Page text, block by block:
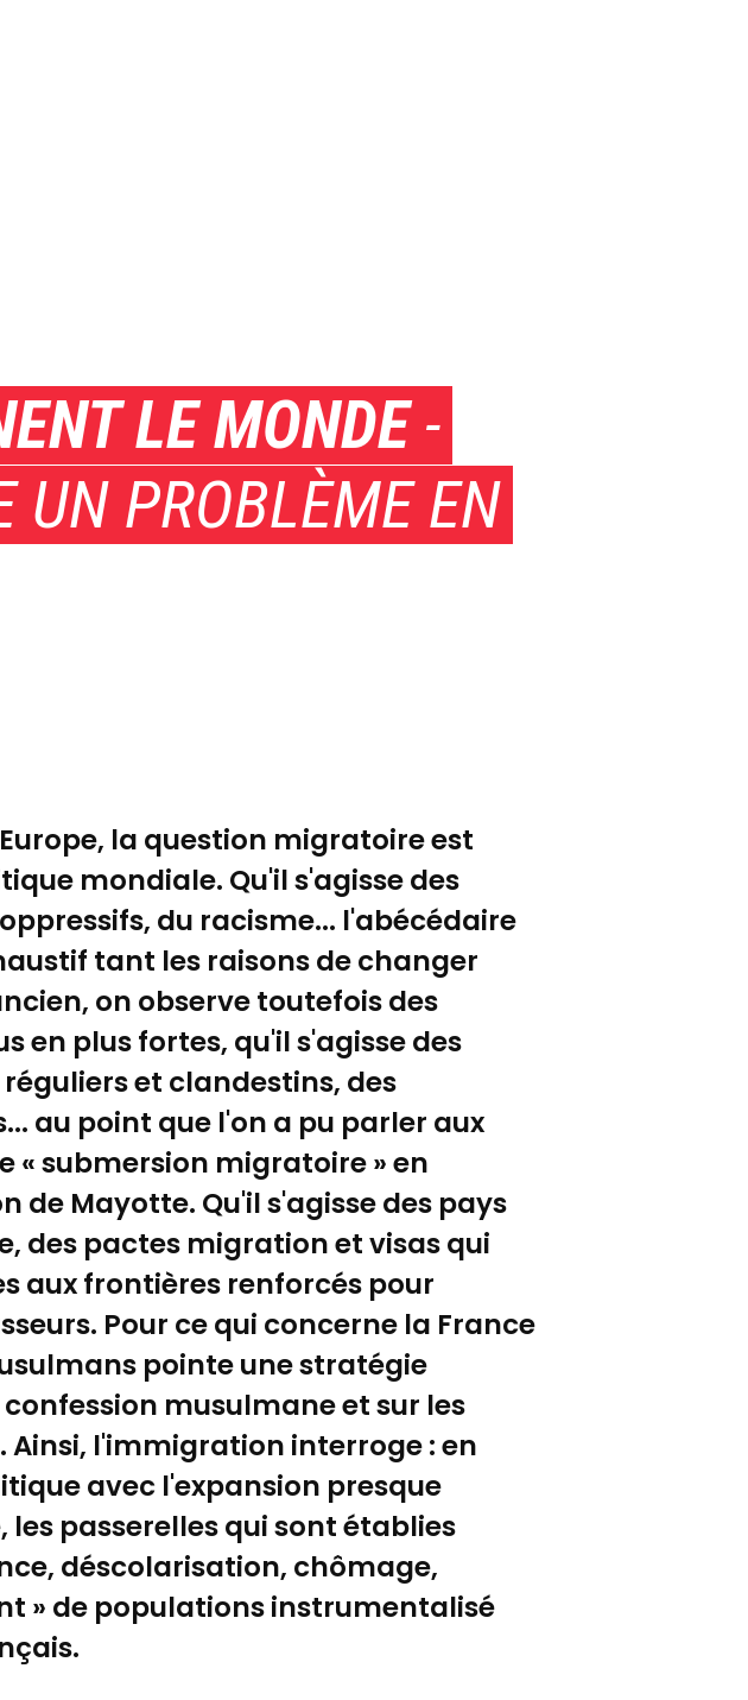
LE MONDE-
UN PROBLÈME EN
la question migratoire est
mondiale. Qu'il s'agisse des
du racisme... l'abécédaire
tant les raisons de changer
on observe toutefois des
en plus fortes, qu'il s'agisse des
et clandestins, des
au point que l'on a pu parler aux
« submersion migratoire » en
Mayotte. Qu'il s'agisse des pays
des pactes migration et visas qui
aux frontières renforcés pour
Pour ce qui concerne la France
pointe une stratégie
musulmane et sur les
l'immigration interroge : en
avec l'expansion presque
passerelles qui sont établies
déscolarisation, chômage,
» de populations instrumentalisé